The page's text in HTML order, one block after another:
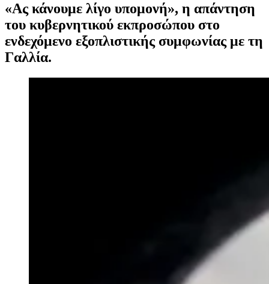
«Ας κάνουμε λίγο υπομονή», η απάντηση
του κυβερνητικού εκπροσώπου στο
ενδεχόμενο εξοπλιστικής συμφωνίας με τη
Γαλλία.